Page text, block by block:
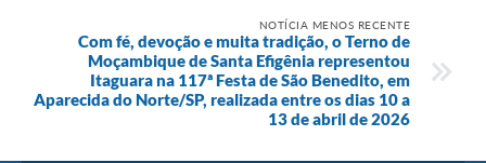
NOTÍCIA MENOS RECENTE
Com fé, devoção e muita tradição, o Terno de
Moçambique de Santa Efigênia representou
Itaguara na 117ª Festa de São Benedito, em
Aparecida do Norte/SP, realizada entre os dias 10 a
13 de abril de 2026